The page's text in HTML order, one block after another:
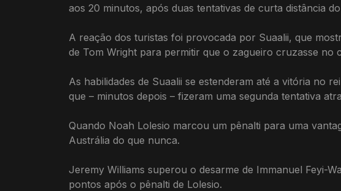
aos 20 minutos, após duas tentativas de curta distância
A reação dos turistas foi provocada por Suaalii, que
de Tom Wright para permitir que o zagueiro cruzasse no
As habilidades de Suaalii se estenderam até a vitória no
que – minutos depois – fizeram uma segunda tentativa
Quando Noah Lolesio marcou um pênalti para uma
Austrália do que nunca.
Jeremy Williams superou o desarme de Immanuel Feyi-
pontos após o pênalti de Lolesio.